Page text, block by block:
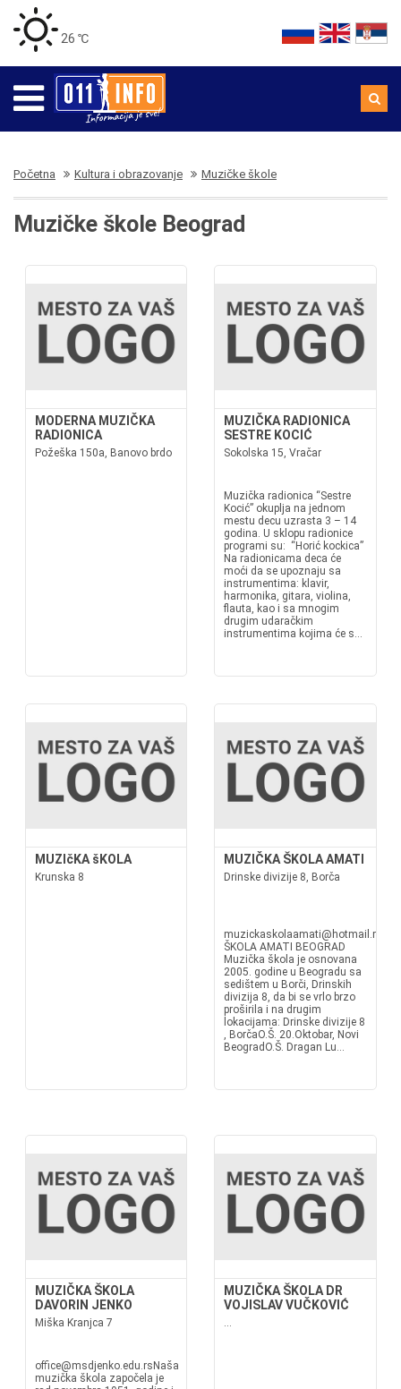
26 ℃
Početna Kultura i obrazovanje Muzičke škole
Muzičke škole Beograd
MODERNA MUZIČKA
RADIONICA
Požeška 150a, Banovo brdo
MUZIČKA RADIONICA
SESTRE KOCIĆ
Sokolska 15, Vračar
Muzička radionica “Sestre
Kocić” okuplja na jednom
mestu decu uzrasta 3 – 14
godina. U sklopu radionice
programi su: “Horić kockica”
Na radionicama deca će
moći da se upoznaju sa
instrumentima: klavir,
harmonika, gitara, violina,
flauta, kao i sa mnogim
drugim udaračkim
instrumentima kojima će s...
MUZIčKA šKOLA
Krunska 8
MUZIČKA ŠKOLA AMATI
Drinske divizije 8, Borča
ŠKOLA AMATI BEOGRAD
Muzička škola je osnovana
2005. godine u Beogradu sa
sedištem u Borči, Drinskih
divizija 8, da bi se vrlo brzo
proširila i na drugim
lokacijama: Drinske divizije 8
, BorčaO.Š. 20.Oktobar, Novi
BeogradO.Š. Dragan Lu...
MUZIČKA ŠKOLA
DAVORIN JENKO
Miška Kranjca 7
office@msdjenko.edu.rsNaša
muzička škola započela je
MUZIČKA ŠKOLA DR
VOJISLAV VUČKOVIĆ
...